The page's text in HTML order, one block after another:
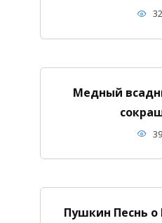
32
Медный
39
Пушкин Песнь